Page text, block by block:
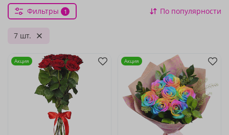
Фильтры 1 По популярности
7 шт.
Акция Акция